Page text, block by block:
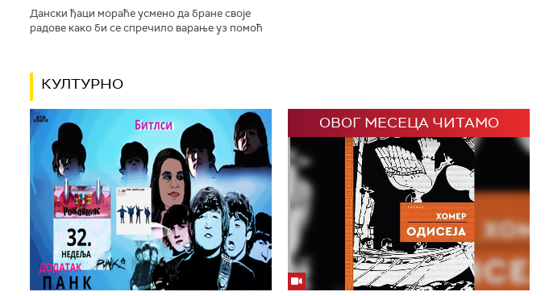
Дански ђаци мораће усмено да бране своје
радове како би се спречило варање уз помоћ
КУЛТУРНО
ОВОГ МЕСЕЦА ЧИТАМО